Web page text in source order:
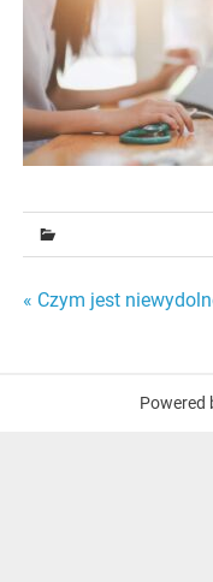
Nawigacja
« Czym jest
Powered